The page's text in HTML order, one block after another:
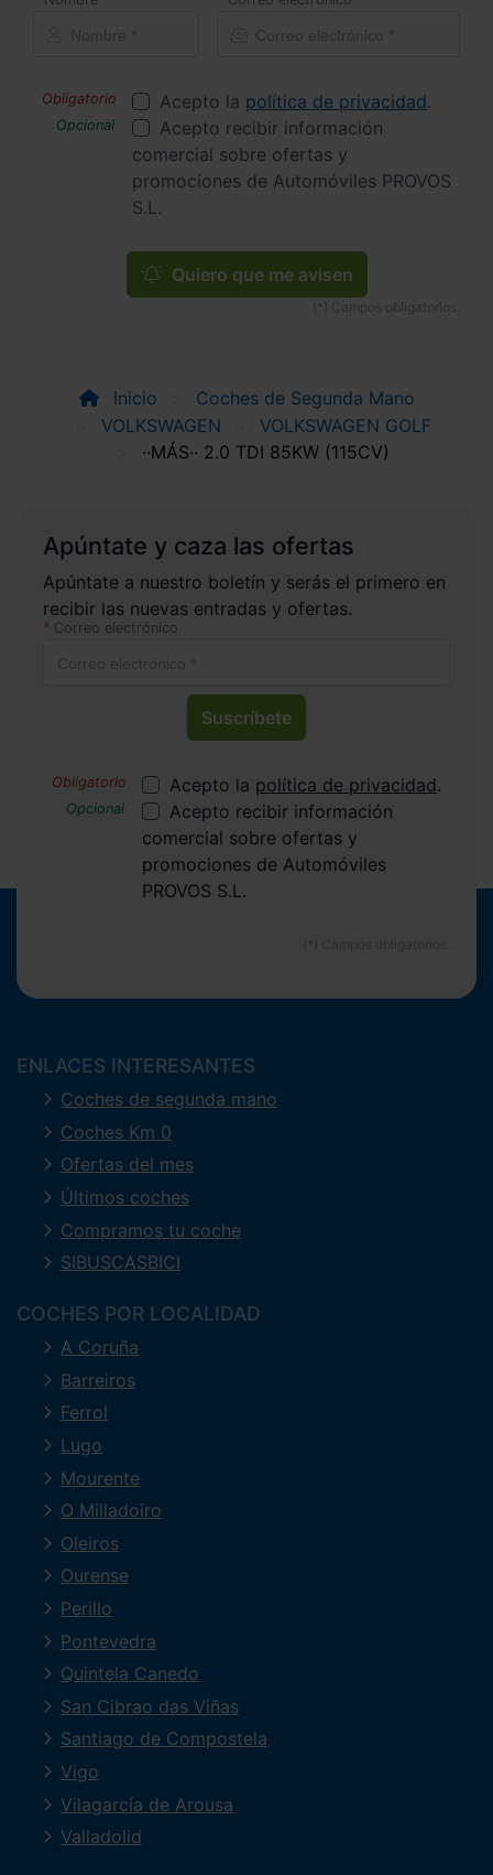
Acepto la política de privacidad.
Acepto recibir información
comercial sobre ofertas y
promociones de Automóviles PROVOS
S.L.
Quiero que me avisen
Inicio
Coches de Segunda Mano
VOLKSWAGEN
VOLKSWAGEN GOLF
··MÁS·· 2.0 TDI 85KW (115CV)
Apúntate y caza las ofertas
Apúntate a nuestro boletín y serás el primero en
recibir las nuevas entradas y ofertas.
Correo electrónico
Suscríbete
Acepto la política de privacidad.
Acepto recibir información
comercial sobre ofertas y
promociones de Automóviles
PROVOS S.L.
ENLACES INTERESANTES
Coches de segunda mano
Coches Km 0
Ofertas del mes
Últimos coches
Compramos tu coche
SIBUSCASBICI
COCHES POR LOCALIDAD
A Coruña
Barreiros
Ferrol
Lugo
Mourente
O Milladoiro
Oleiros
Ourense
Perillo
Pontevedra
Quintela Canedo
San Cibrao das Viñas
Santiago de Compostela
Vigo
Vilagarcía de Arousa
Valladolid